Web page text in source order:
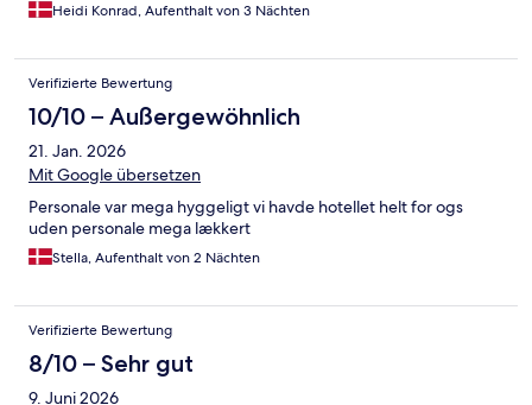
Heidi Konrad, Aufenthalt von 3 Nächten
Verifizierte Bewertung
10/10 – Außergewöhnlich
21. Jan. 2026
Mit Google übersetzen
Personale var mega hyggeligt vi havde hotellet helt for ogs
uden personale mega lækkert
Stella, Aufenthalt von 2 Nächten
Verifizierte Bewertung
8/10 – Sehr gut
9. Juni 2026